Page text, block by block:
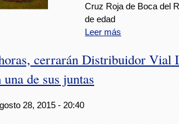
Cruz Roja de Boca del
de edad
Leer más
cerrarán Distribuidor Vial
una de sus juntas
28, 2015 - 20:40